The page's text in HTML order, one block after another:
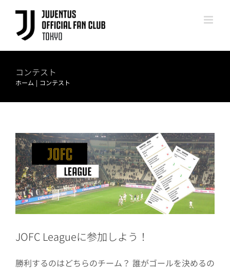
content
コンテスト
ホーム コンテスト
JOFC Leagueに参加しよう！
勝利するのはどちらのチーム？ 誰がゴールを決めるの